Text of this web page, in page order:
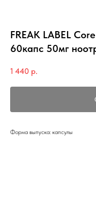
FREAK LABEL
60капс 50мг
1 440 р.
Форма выпуска: капсулы